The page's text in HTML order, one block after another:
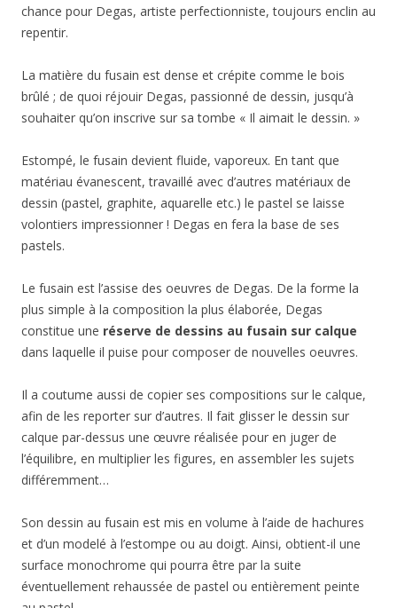
chance pour Degas, artiste perfectionniste, toujours enclin au
repentir.
La matière du fusain est dense et crépite comme le bois
brûlé ; de quoi réjouir Degas, passionné de dessin, jusqu’à
souhaiter qu’on inscrive sur sa tombe « Il aimait le dessin. »
Estompé, le fusain devient fluide, vaporeux. En tant que
matériau évanescent, travaillé avec d’autres matériaux de
dessin (pastel, graphite, aquarelle etc.) le pastel se laisse
volontiers impressionner ! Degas en fera la base de ses
pastels.
Le fusain est l’assise des oeuvres de Degas. De la forme la
plus simple à la composition la plus élaborée, Degas
constitue une réserve de dessins au fusain sur calque
dans laquelle il puise pour composer de nouvelles oeuvres.
Il a coutume aussi de copier ses compositions sur le calque,
afin de les reporter sur d’autres. Il fait glisser le dessin sur
calque par-dessus une œuvre réalisée pour en juger de
l’équilibre, en multiplier les figures, en assembler les sujets
différemment…
Son dessin au fusain est mis en volume à l’aide de hachures
et d’un modelé à l’estompe ou au doigt. Ainsi, obtient-il une
surface monochrome qui pourra être par la suite
éventuellement rehaussée de pastel ou entièrement peinte